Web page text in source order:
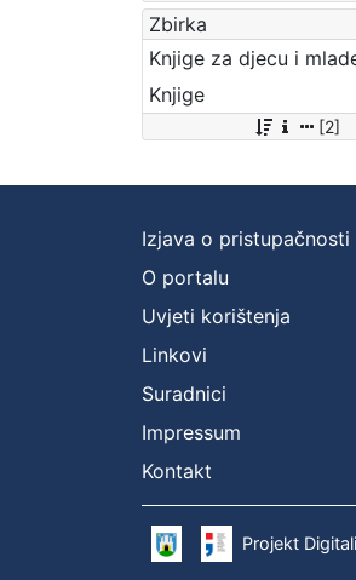
Zbirka
Knjige za djecu i
Knjige
[2]
Izjava o pristupačnosti
O portalu
Uvjeti korištenja
Linkovi
Suradnici
Impressum
Kontakt
Projekt